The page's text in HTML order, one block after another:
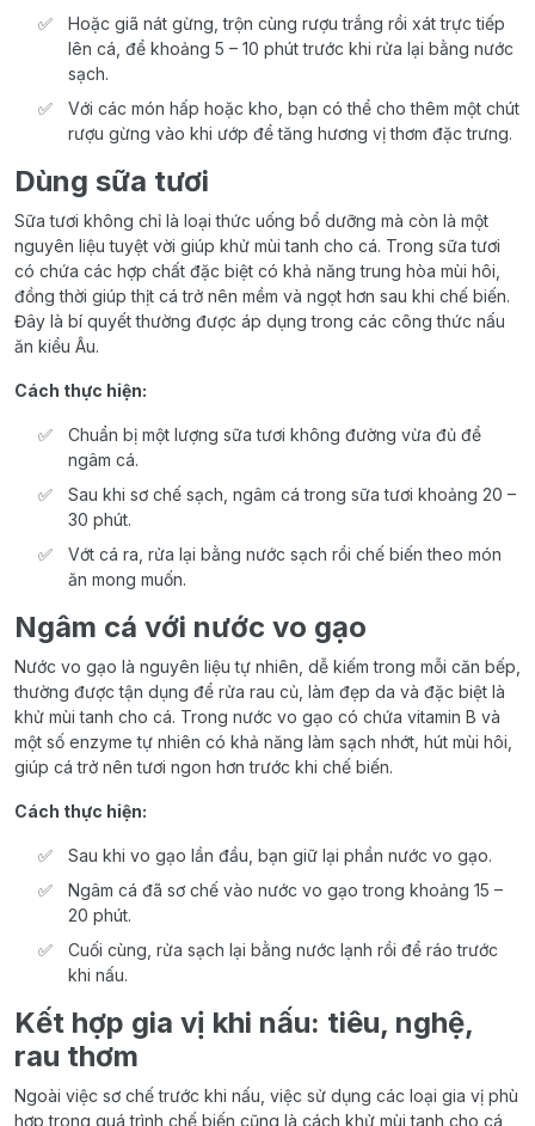
Hoặc giã nát gừng, trộn cùng rượu trắng rồi xát trực tiếp
lên cá, để khoảng 5 – 10 phút trước khi rửa lại bằng nước
sạch.
Với các món hấp hoặc kho, bạn có thể cho thêm một chút
rượu gừng vào khi ướp để tăng hương vị thơm đặc trưng.
Dùng sữa tươi
Sữa tươi không chỉ là loại thức uống bổ dưỡng mà còn là một
nguyên liệu tuyệt vời giúp khử mùi tanh cho cá. Trong sữa tươi
có chứa các hợp chất đặc biệt có khả năng trung hòa mùi hôi,
đồng thời giúp thịt cá trở nên mềm và ngọt hơn sau khi chế biến.
Đây là bí quyết thường được áp dụng trong các công thức nấu
ăn kiểu Âu.
Cách thực hiện:
Chuẩn bị một lượng sữa tươi không đường vừa đủ để
ngâm cá.
Sau khi sơ chế sạch, ngâm cá trong sữa tươi khoảng 20 –
30 phút.
Vớt cá ra, rửa lại bằng nước sạch rồi chế biến theo món
ăn mong muốn.
Ngâm cá với nước vo gạo
Nước vo gạo là nguyên liệu tự nhiên, dễ kiếm trong mỗi căn bếp,
thường được tận dụng để rửa rau củ, làm đẹp da và đặc biệt là
khử mùi tanh cho cá. Trong nước vo gạo có chứa vitamin B và
một số enzyme tự nhiên có khả năng làm sạch nhớt, hút mùi hôi,
giúp cá trở nên tươi ngon hơn trước khi chế biến.
Cách thực hiện:
Sau khi vo gạo lần đầu, bạn giữ lại phần nước vo gạo.
Ngâm cá đã sơ chế vào nước vo gạo trong khoảng 15 –
20 phút.
Cuối cùng, rửa sạch lại bằng nước lạnh rồi để ráo trước
khi nấu.
Kết hợp gia vị khi nấu: tiêu, nghệ,
rau thơm
Ngoài việc sơ chế trước khi nấu, việc sử dụng các loại gia vị phù
hợp trong quá trình chế biến cũng là cách khử mùi tanh cho cá